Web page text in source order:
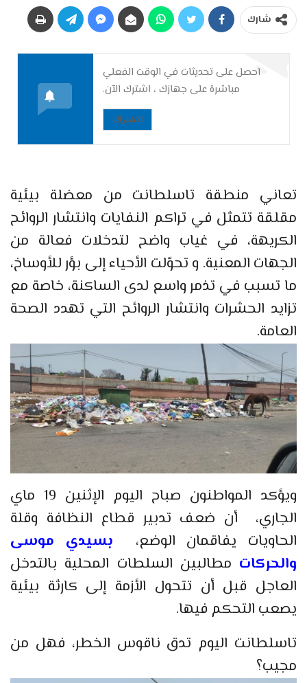
شارك
احصل على تحديثات في الوقت الفعلي
مباشرة على جهازك ، اشترك الآن.
الاشتراك
تعاني منطقة تاسلطانت من معضلة بيئية
مقلقة تتمثل في تراكم النفايات وانتشار الروائح
الكريهة، في غياب واضح لتدخلات فعالة من
الجهات المعنية. و تحوّلت الأحياء إلى بؤر للأوساخ،
ما تسبب في تذمر واسع لدى الساكنة، خاصة مع
تزايد الحشرات وانتشار الروائح التي تهدد الصحة
العامة.
ويؤكد المواطنون صباح اليوم الإثنين 19 ماي
الجاري، أن ضعف تدبير قطاع النظافة وقلة
الحاويات يفاقمان الوضع، بسيدي موسى
والحركات مطالبين السلطات المحلية بالتدخل
العاجل قبل أن تتحول الأزمة إلى كارثة بيئية
يصعب التحكم فيها.
تاسلطانت اليوم تدق ناقوس الخطر، فهل من
مجيب؟